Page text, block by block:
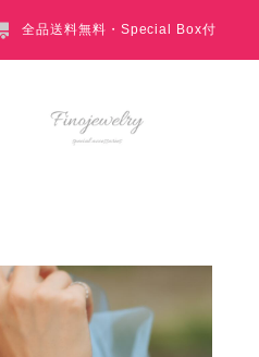
全品送料無料・Special Box付